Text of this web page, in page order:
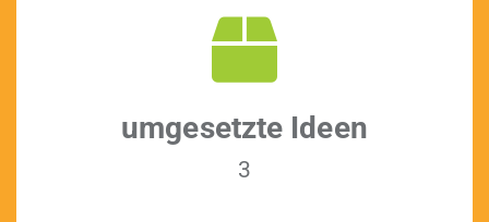
umge­set­zte Ideen
3